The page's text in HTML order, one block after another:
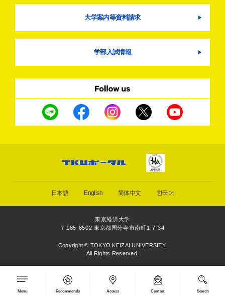
Menu Recommends Access Contact Search
大学案内等資料請求
学部入試情報
日本語 English 简体中文 한국어
東京経済大学
〒185-8502 東京都国分寺市南町1-7-34
Copyright © TOKYO KEIZAI UNIVERSITY.
All Rights Reserved.